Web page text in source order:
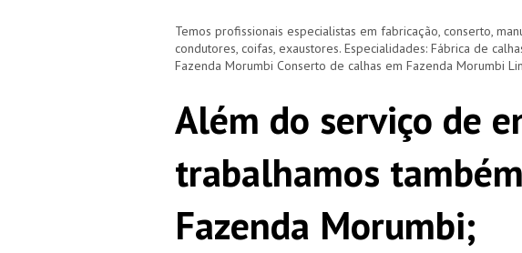
Temos profissionais especialistas em fabricação, conserto,
condutores, coifas, exaustores. Especialidades: Fábrica de
Fazenda Morumbi Conserto de calhas em Fazenda Morumbi
Além do serviço de
trabalhamos
Fazenda Morumbi;